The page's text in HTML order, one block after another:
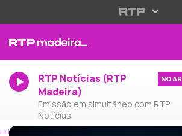
RTP Notícias (RTP
Madeira)
Emissão em simultâneo com RTP
Notícias
NO AR